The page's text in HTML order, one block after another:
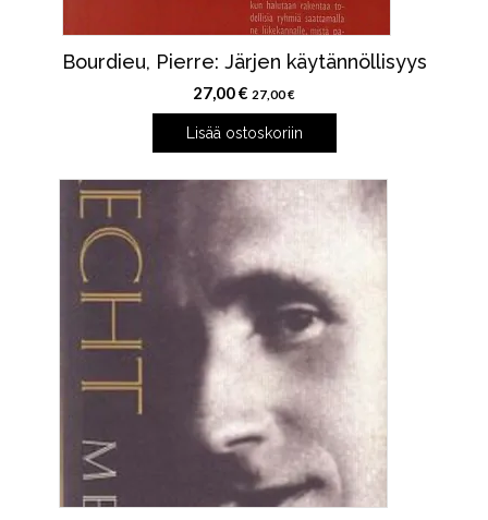
Bourdieu, Pierre: Järjen käytännöllisyys
27,00€ 27,00€
Lisää ostoskoriin